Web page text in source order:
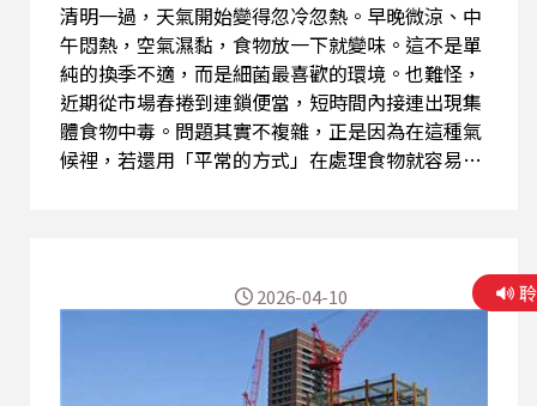
清明一過，天氣開始變得忽冷忽熱。早晚微涼、中
午悶熱，空氣濕黏，食物放一下就變味。這不是單
純的換季不適，而是細菌最喜歡的環境。也難怪，
近期從市場春捲到連鎖便當，短時間內接連出現集
體食物中毒。問題其實不複雜，正是因為在這種氣
候裡，若還用「平常的方式」在處理食物就容易引
好再組合，從肉、蛋皮到蔬菜，一樣樣攤開來放。
只要時間一拉長，加上濕熱環境，很容易在不知不
覺中讓細菌累積。便當則是另一種狀況：菜煮好
了，但不一定馬上吃。擺在常溫、或保溫設備不到
位，就卡在\最尷尬的溫度區間；既不夠熱殺菌，
2026-04-10